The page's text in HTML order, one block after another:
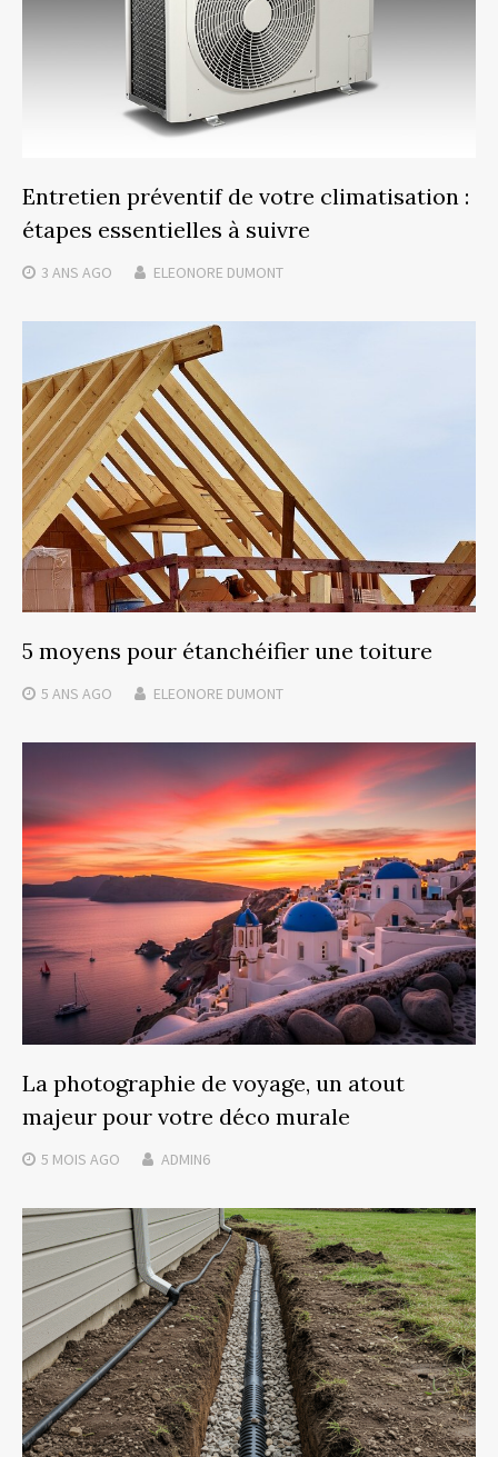
Entretien préventif de votre climatisation :
étapes essentielles à suivre
3 ANS AGO ELEONORE DUMONT
5 moyens pour étanchéifier une toiture
5 ANS AGO ELEONORE DUMONT
La photographie de voyage, un atout
majeur pour votre déco murale
5 MOIS AGO ADMIN6